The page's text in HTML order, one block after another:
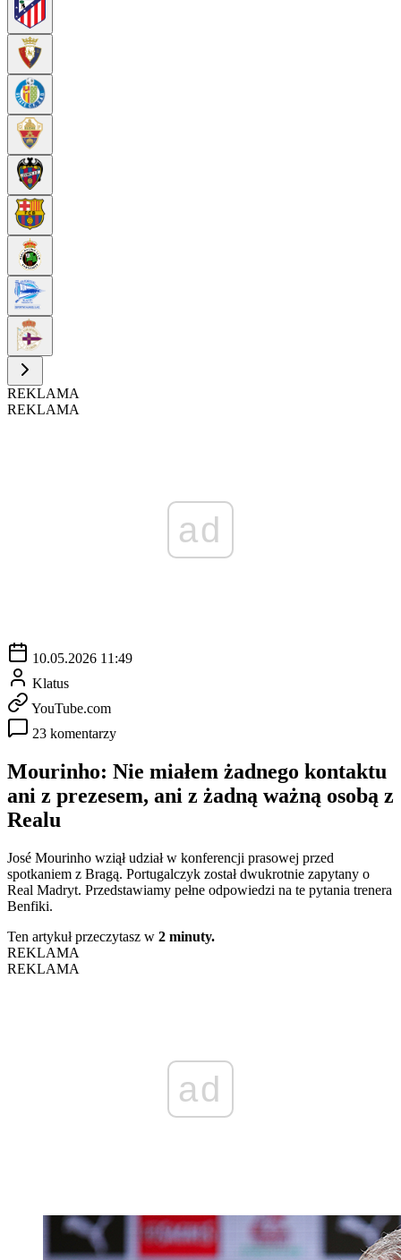
REKLAMA
REKLAMA
ad
10.05.2026 11:49
Klatus
YouTube.com
23 komentarzy
Mourinho: Nie miałem żadnego kontaktu
ani z prezesem, ani z żadną ważną osobą z
Realu
José Mourinho wziął udział w konferencji prasowej przed
spotkaniem z Bragą. Portugalczyk został dwukrotnie zapytany o
Real Madryt. Przedstawiamy pełne odpowiedzi na te pytania trenera
Benfiki.
Ten artykuł przeczytasz w 2 minuty.
REKLAMA
REKLAMA
ad